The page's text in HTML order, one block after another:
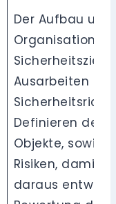
Der Aufbau
Ausarbeiten
Definieren der
Objekte, sowie
Risiken, damit
daraus